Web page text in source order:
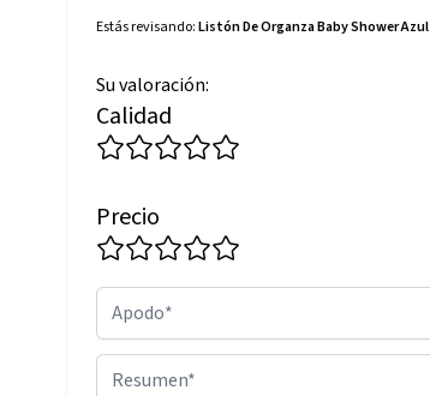
Estás revisando:Listón De Organza Baby Shower Azul
Su valoración:
Calidad
Precio
Apodo
Resumen